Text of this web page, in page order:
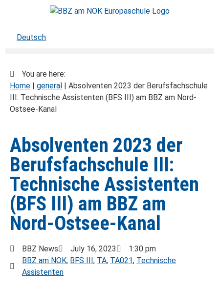
Deutsch
You are here:
Home | general | Absolventen 2023 der Berufsfachschule
III: Technische Assistenten (BFS III) am BBZ am Nord-
Ostsee-Kanal
Absolventen 2023 der
Berufsfachschule III:
Technische Assistenten
(BFS III) am BBZ am
Nord-Ostsee-Kanal
BBZ News July 16, 2023
1:30 pm
BBZ am NOK, BFS III, TA, TA021, Technische
Assistenten